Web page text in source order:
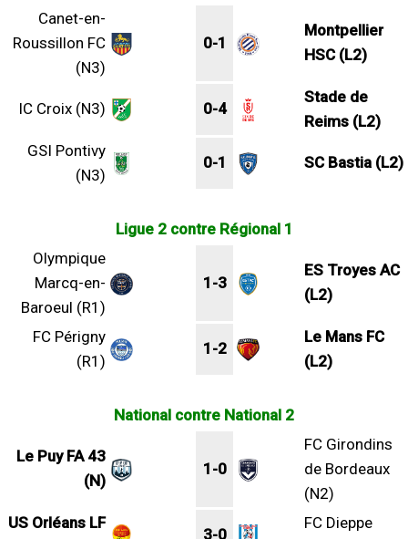
Canet-en-
Roussillon FC
(N3)
0-1
Montpellier
HSC (L2)
IC Croix (N3) 0-4
Stade de
Reims (L2)
GSI Pontivy
(N3)
0-1 SC Bastia (L2)
Ligue 2 contre Régional 1
Olympique
Marcq-en-
Baroeul (R1)
1-3
ES Troyes AC
(L2)
FC Périgny
(R1)
1-2
Le Mans FC
(L2)
National contre National 2
Le Puy FA 43
(N)
1-0
FC Girondins
de Bordeaux
(N2)
US Orléans LF
3-0
FC Dieppe